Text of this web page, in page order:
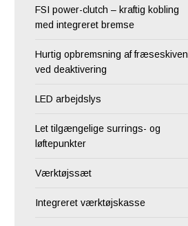
FSI power-clutch – kraftig kobling
med integreret bremse
Hurtig opbremsning af fræseskiven
ved deaktivering
LED arbejdslys
Let tilgængelige surrings- og
løftepunkter
Værktøjssæt
Integreret værktøjskasse